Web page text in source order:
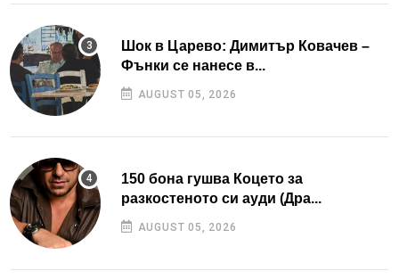
Шок в Царево: Димитър Ковачев –
Фънки се нанесе в...
AUGUST 05, 2026
150 бона гушва Коцето за
разкостеното си ауди (Дра...
AUGUST 05, 2026